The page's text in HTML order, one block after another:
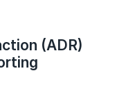
(ADR)